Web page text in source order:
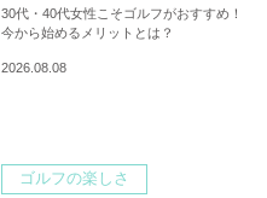
30代・40代女性こそゴルフがおすすめ！
今から始めるメリットとは？
2026.08.08
ゴルフの楽しさ